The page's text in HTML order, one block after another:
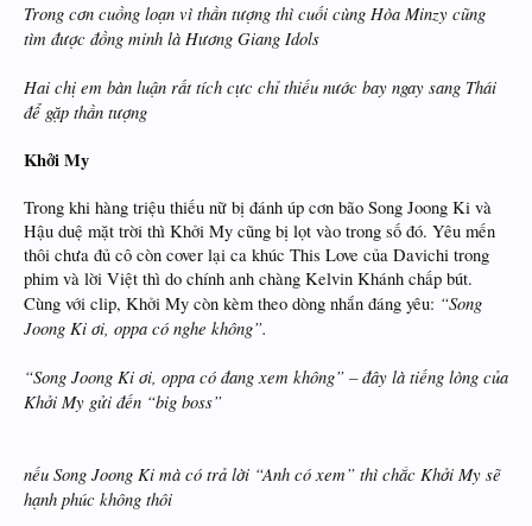
Trong cơn cuồng loạn vì thần tượng thì cuối cùng Hòa Minzy cũng
tìm được đồng minh là Hương Giang Idols
Hai chị em bàn luận rất tích cực chỉ thiếu nước bay ngay sang Thái
để gặp thần tượng
Khởi My
Trong khi hàng triệu thiếu nữ bị đánh úp cơn bão Song Joong Ki và
Hậu duệ mặt trời thì Khởi My cũng bị lọt vào trong số đó. Yêu mến
thôi chưa đủ cô còn cover lại ca khúc This Love của Davichi trong
phim và lời Việt thì do chính anh chàng Kelvin Khánh chấp bút.
Cùng với clip, Khởi My còn kèm theo dòng nhắn đáng yêu: “Song
Joong Ki ơi, oppa có nghe không”.
“Song Joong Ki ơi, oppa có đang xem không” – đây là tiếng lòng của
Khởi My gửi đến “big boss”
nếu Song Joong Ki mà có trả lời “Anh có xem” thì chắc Khởi My sẽ
hạnh phúc không thôi